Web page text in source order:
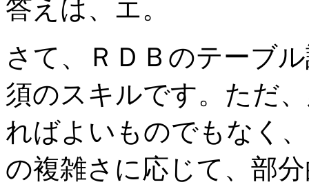
答えは、エ。
さて、ＲＤＢのテーブ
須のスキルです。ただ
ればよいものでもなく
の複雑さに応じて、部